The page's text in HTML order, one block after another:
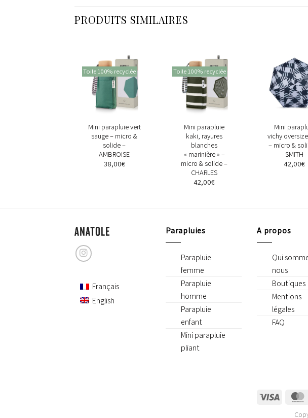
PRODUITS SIMILAIRES
Toile 100% recyclée
+
Mini parapluie vert
sauge – micro &
solide –
AMBROISE
38,00€
Toile 100% recyclée
+
Mini parapluie
kaki, rayures
blanches
« marinière » –
micro & solide –
CHARLES
42,00€
Mini
vichy
– micro &
SMITH
42,00€
Français
English
Parapluies
Parapluie
femme
Parapluie
homme
Parapluie
enfant
Mini parapluie
pliant
A propos
Qui
nous
Boutiques
Mentions
légales
FAQ
Visa